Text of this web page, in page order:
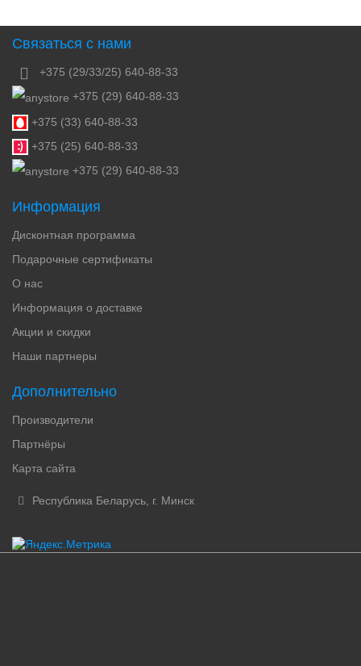
Связаться с нами
+375 (29/33/25) 640-88-33
+375 (29) 640-88-33
+375 (33) 640-88-33
+375 (25) 640-88-33
+375 (29) 640-88-33
Информация
Дисконтная программа
Подарочные сертификаты
О нас
Информация о доставке
Акции и скидки
Наши партнеры
Дополнительно
Производители
Партнёры
Карта сайта
Республика Беларусь, г. Минск